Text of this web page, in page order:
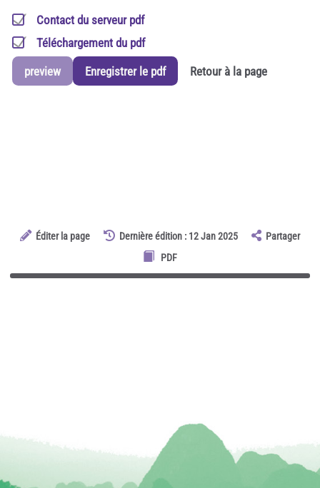
Contact du serveur pdf
Téléchargement du pdf
preview
Enregistrer le pdf Retour à la page
Éditer la page Dernière édition : 12 Jan 2025
Partager
PDF